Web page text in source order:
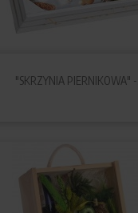
"SKRZYNIA PIERNIKOWA" -...
